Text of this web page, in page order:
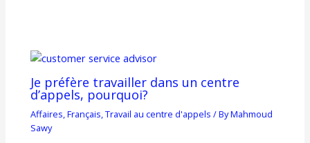
Je préfère travailler dans un centre
d’appels, pourquoi?
Affaires,Français,Travail au centre d'appels / ByMahmoud
Sawy